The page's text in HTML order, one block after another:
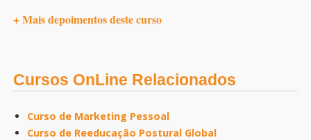
+ Mais depoimentos deste curso
Cursos OnLine Relacionados
Curso de Marketing Pessoal
Curso de Reeducação Postural Global